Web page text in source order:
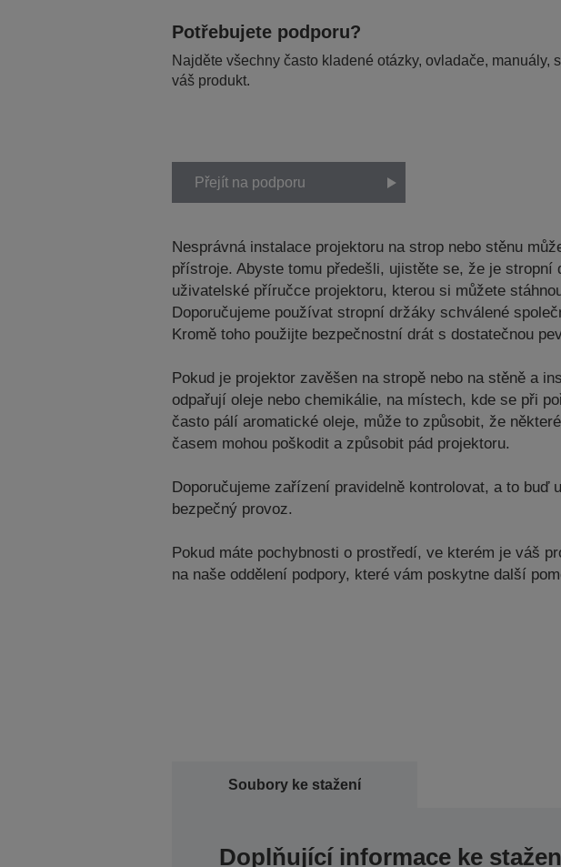
Potřebujete podporu?
Najděte všechny často kladené otázky, ovladače, manuály,
váš produkt.
Přejít na podporu
Nesprávná instalace projektoru na strop nebo stěnu
přístroje. Abyste tomu předešli, ujistěte se, že je
uživatelské příručce projektoru, kterou si můžete
Doporučujeme používat stropní držáky schválené
Kromě toho použijte bezpečnostní drát s dostatečnou
Pokud je projektor zavěšen na stropě nebo na stěně a
odpařují oleje nebo chemikálie, na místech, kde se při
často pálí aromatické oleje, může to způsobit, že
časem mohou poškodit a způsobit pád projektoru.
Doporučujeme zařízení pravidelně kontrolovat, a to
bezpečný provoz.
Pokud máte pochybnosti o prostředí, ve kterém je váš
na naše oddělení podpory, které vám poskytne další
Soubory ke stažení
Doplňující informace ke